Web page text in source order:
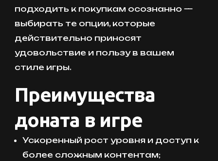
подходить к покупкам осознанно —
выбирать те опции, которые
действительно приносят
удовольствие и пользу в вашем
стиле игры.
Преимущества
доната в игре
Ускоренный рост уровня и доступ к
более сложным контентам;